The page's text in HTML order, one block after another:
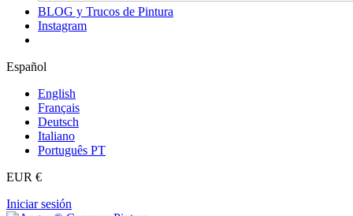
BLOG y Trucos de Pintura
Instagram
Español
English
Français
Deutsch
Italiano
Português PT
EUR €
Iniciar sesión